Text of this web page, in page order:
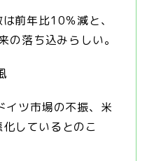
前年比10％減と、
落ち込みらしい。
ツ市場の不振、米
しているとのこ